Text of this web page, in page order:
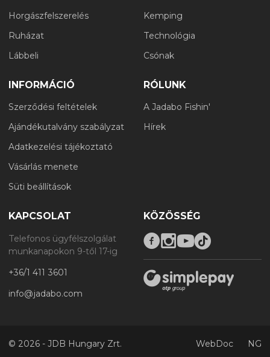
Horgászfelszerelés
Ruházat
Lábbeli
Kemping
Technológia
Csónak
INFORMÁCIÓ
Szerződési feltételek
Ajándékutalvány szabályzat
Adatkezelési tájékoztató
Vásárlás menete
Süti beállítások
RÓLUNK
A Jadabo Fishin'
Hírek
KAPCSOLAT
Telefonos ügyfélszolgálat
munkanapokon 9-től 17-ig
+36/1 411 3601
info@jadabo.com
KÖZÖSSÉG
© 2026 - JDB Hungary Zrt. WebDoc NG